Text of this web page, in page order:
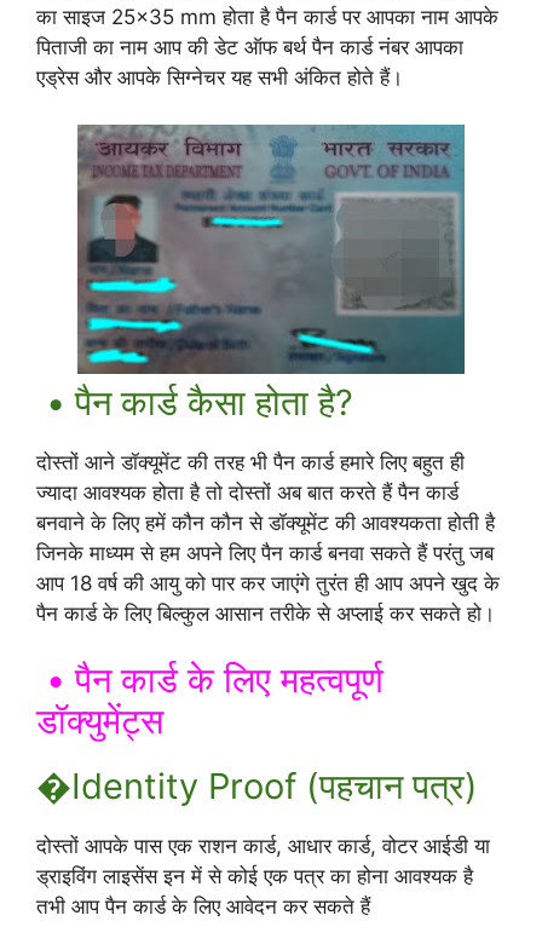
का साइज 25×35 mm होता है पैन कार्ड पर आपका नाम आपके
पिताजी का नाम आप की डेट ऑफ बर्थ पैन कार्ड नंबर आपका
एड्रेस और आपके सिग्नेचर यह सभी अंकित होते हैं।
• पैन कार्ड कैसा होता है?
दोस्तों आने डॉक्यूमेंट की तरह भी पैन कार्ड हमारे लिए बहुत ही
ज्यादा आवश्यक होता है तो दोस्तों अब बात करते हैं पैन कार्ड
बनवाने के लिए हमें कौन कौन से डॉक्यूमेंट की आवश्यकता होती है
जिनके माध्यम से हम अपने लिए पैन कार्ड बनवा सकते हैं परंतु जब
आप 18 वर्ष की आयु को पार कर जाएंगे तुरंत ही आप अपने खुद के
पैन कार्ड के लिए बिल्कुल आसान तरीके से अप्लाई कर सकते हो।
• पैन कार्ड के लिए महत्वपूर्ण
डॉक्युमेंट्स
�Identity Proof (पहचान पत्र)
दोस्तों आपके पास एक राशन कार्ड, आधार कार्ड, वोटर आईडी या
ड्राइविंग लाइसेंस इन में से कोई एक पत्र का होना आवश्यक है
तभी आप पैन कार्ड के लिए आवेदन कर सकते हैं